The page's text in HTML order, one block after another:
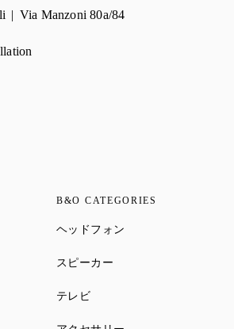
Via Manzoni 80a/84
B&O CATEGORIES
ヘッドフォン
スピーカー
テレビLink Opens in New Tab